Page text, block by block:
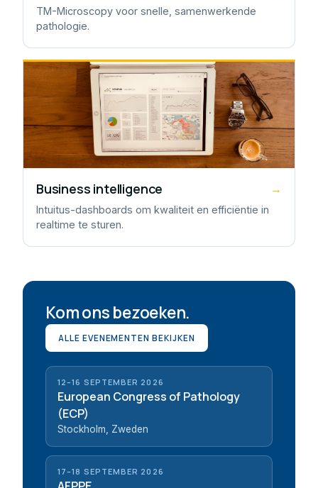
TM-Microscopy voor snelle, samenwerkende
pathologie.
Business intelligence →
Intuitus-dashboards om kwaliteit en efficiëntie in
realtime te sturen.
Kom ons bezoeken.
ALLE EVENEMENTEN BEKIJKEN
12–16 SEPTEMBER 2026
European Congress of Pathology
(ECP)
Stockholm, Zweden
17–18 SEPTEMBER 2026